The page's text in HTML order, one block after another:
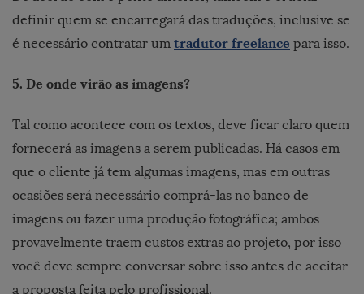
definir quem se encarregará das traduções, inclusive se
é necessário contratar um tradutor freelance para isso.
5. De onde virão as imagens?
Tal como acontece com os textos, deve ficar claro quem
fornecerá as imagens a serem publicadas. Há casos em
que o cliente já tem algumas imagens, mas em outras
ocasiões será necessário comprá-las no banco de
imagens ou fazer uma produção fotográfica; ambos
provavelmente traem custos extras ao projeto, por isso
você deve sempre conversar sobre isso antes de aceitar
a proposta feita pelo profissional.